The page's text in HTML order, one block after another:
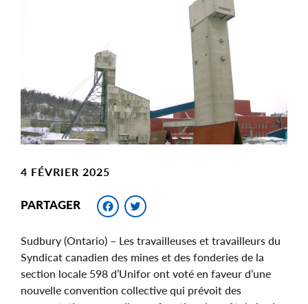
4 FÉVRIER 2025
PARTAGER Facebook
Sudbury (Ontario) – Les travailleuses et travailleurs du
Syndicat canadien des mines et des fonderies de la
section locale 598 d’Unifor ont voté en faveur d’une
nouvelle convention collective qui prévoit des